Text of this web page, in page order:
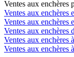
Ventes aux enchères
Ventes aux enchères
Ventes aux enchères
Ventes aux enchères
Ventes aux enchères
Ventes aux enchères